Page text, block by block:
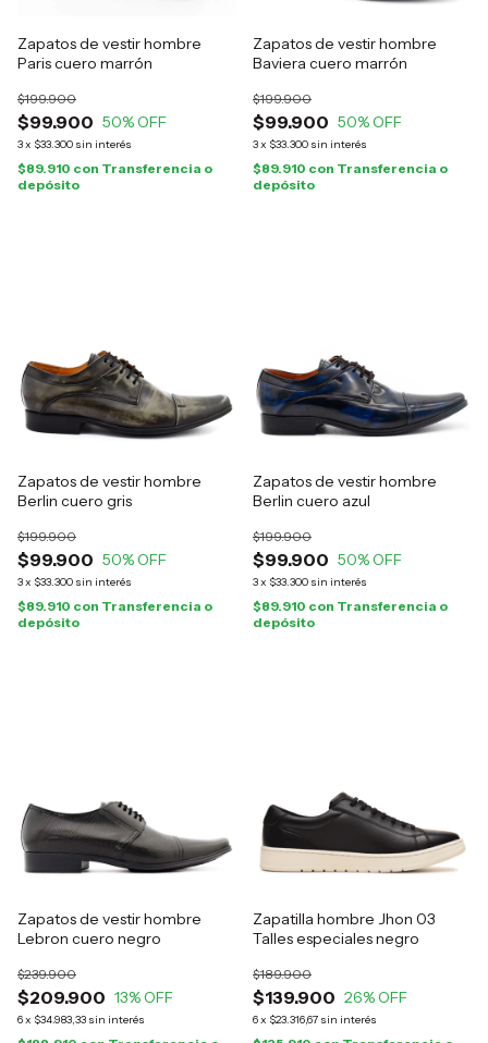
Zapatos de vestir hombre
Paris cuero marrón
$99.900
$199.900
50% OFF
3x $33.300 sin interés
$89.910 con Transferencia o
depósito
Zapatos de vestir hombre
Baviera cuero marrón
$99.900
$199.900
50% OFF
3x $33.300 sin interés
$89.910 con Transferencia o
depósito
Zapatos de vestir hombre
Berlin cuero gris
$99.900
$199.900
50% OFF
3x $33.300 sin interés
$89.910 con Transferencia o
depósito
Zapatos de vestir hombre
Berlin cuero azul
$99.900
$199.900
50% OFF
3x $33.300 sin interés
$89.910 con Transferencia o
depósito
Zapatos de vestir hombre
Lebron cuero negro
$209.900
$239.900
13% OFF
6x $34.983,33 sin interés
Zapatilla hombre Jhon 03
Talles especiales negro
$139.900
$189.900
26% OFF
6x $23.316,67 sin interés